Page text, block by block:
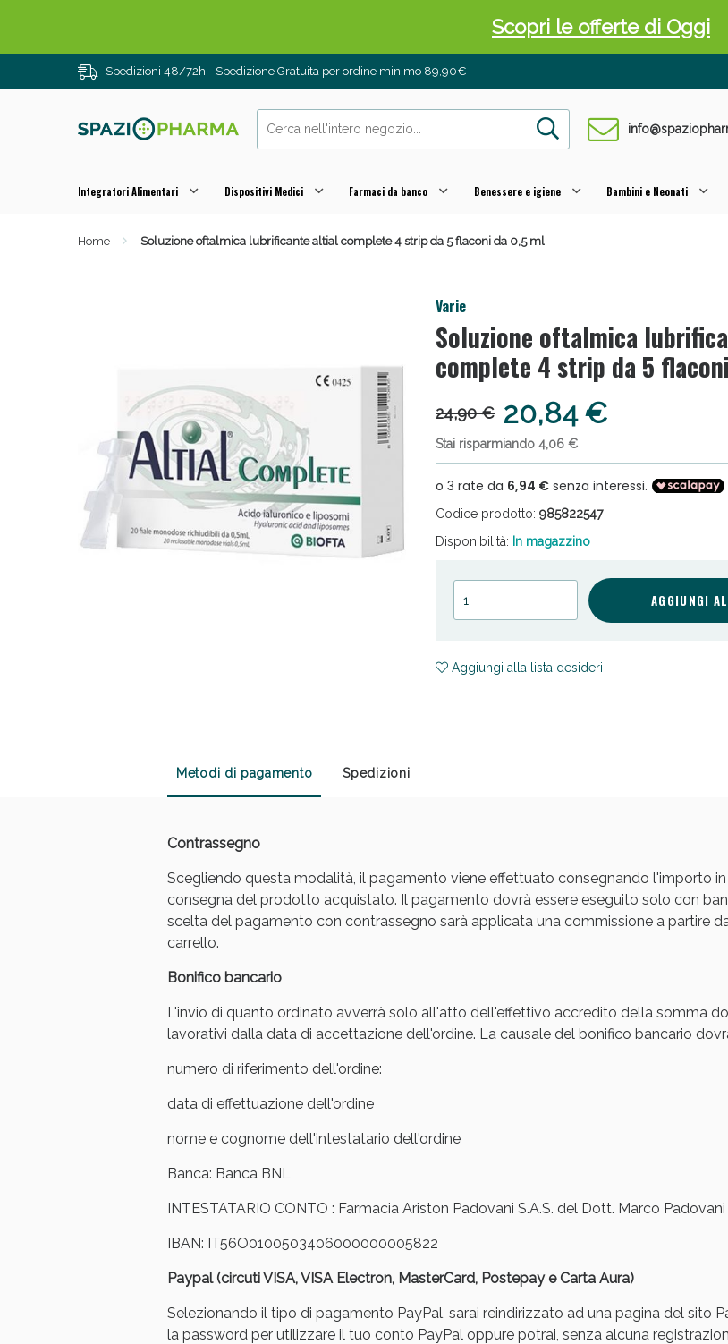
Spedizioni 48/72h - Spedizione Gratuita per ordine minimo 89,90€
Integratori Alimentari Dispositivi Medici Farmaci da banco Benessere e igiene Bambini e Neonati
Home Soluzione oftalmica lubrificante altial complete 4 strip da 5 flaconi da 0,5 ml
Varie
Soluzione oftalmica
complete 4 strip da 5
24,90 € 20,84 €
Stai risparmiando 4,06 €
Codice prodotto: 985822547
Disponibilità: In magazzino
AGGIUNGI
Aggiungi alla lista desideri
Metodi di pagamento Spedizioni
Contrassegno
Scegliendo questa modalità, il pagamento viene effettuato consegnando l'importo
consegna del prodotto acquistato. Il pagamento dovrà essere eseguito solo con
scelta del pagamento con contrassegno sarà applicata una commissione a partire
carrello.
Bonifico bancario
L'invio di quanto ordinato avverrà solo all'atto dell'effettivo accredito della somma
lavorativi dalla data di accettazione dell'ordine. La causale del bonifico bancario
numero di riferimento dell'ordine:
data di effettuazione dell'ordine
nome e cognome dell'intestatario dell'ordine
Banca: Banca BNL
INTESTATARIO CONTO : Farmacia Ariston Padovani S.A.S. del Dott. Marco Padovani
IBAN: IT56O0100503406000000005822
Paypal (circuti VISA, VISA Electron, MasterCard, Postepay e Carta Aura)
Selezionando il tipo di pagamento PayPal, sarai reindirizzato ad una pagina del sito
la password per utilizzare il tuo conto PayPal oppure potrai, senza alcuna
Scopri le offerte di Oggi
Drenanti e Pancia Piatta: Sconti fino al 55%
Salini e Multivitaminici: oggi Sconto extra
Anticellulite e Fanghi: Sconto fino al